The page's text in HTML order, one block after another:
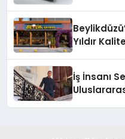
Yıldır
İş İnsanı